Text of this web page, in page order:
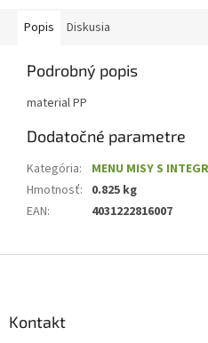
Popis Diskusia
Podrobný popis
material PP
Dodatočné parametre
Kategória:
MENU MISY S
Hmotnosť: 0.825 kg
EAN: 4031222816007
Kontakt